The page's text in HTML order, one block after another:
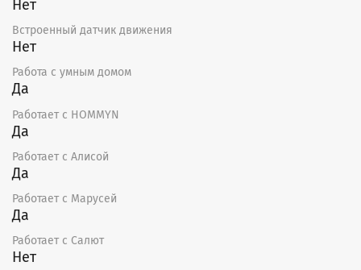
Нет
Встроенный датчик движения
Нет
Работа с умным домом
Да
Работает с HOMMYN
Да
Работает с Алисой
Да
Работает с Марусей
Да
Работает с Салют
Нет